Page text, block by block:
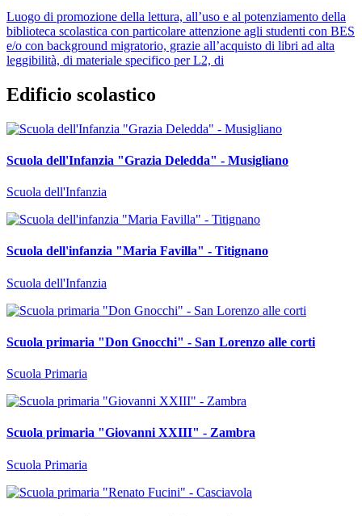
Luogo di promozione della lettura, all’uso e al potenziamento della
biblioteca scolastica con particolare attenzione agli studenti con BES
e/o con background migratorio, grazie all’acquisto di libri ad alta
leggibilità, di materiale specifico per L2, di
Edificio scolastico
Scuola dell'Infanzia "Grazia Deledda" - Musigliano
Scuola dell'Infanzia
Scuola dell'infanzia "Maria Favilla" - Titignano
Scuola dell'Infanzia
Scuola primaria "Don Gnocchi" - San Lorenzo alle corti
Scuola Primaria
Scuola primaria "Giovanni XXIII" - Zambra
Scuola Primaria